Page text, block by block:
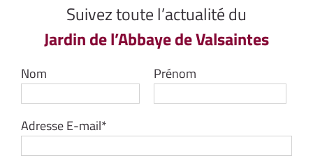
Suivez toute l’actualité du
Jardin de l’Abbaye de Valsaintes
Nom Prénom
Adresse E-mail*